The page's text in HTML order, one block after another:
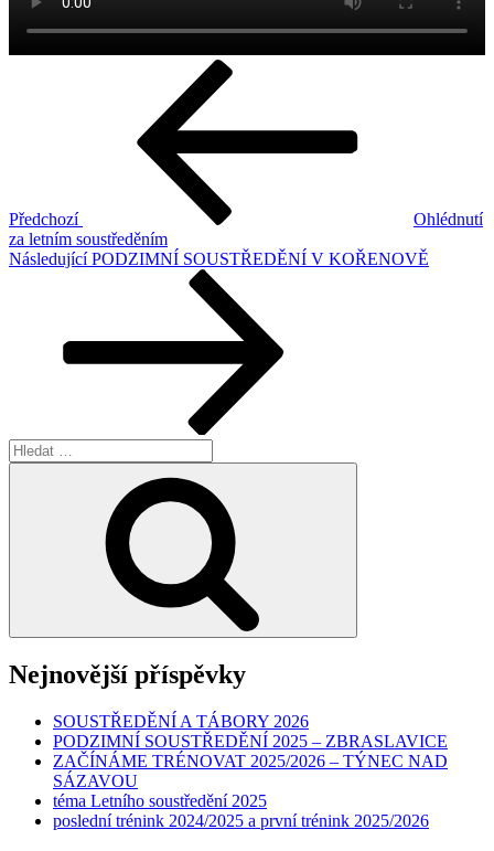
Předchozí
Ohlédnutí
za letním soustředěním
Následující
Následující PODZIMNÍ SOUSTŘEDĚNÍ V KOŘENOVĚ
Hledat:
Nejnovější příspěvky
SOUSTŘEDĚNÍ A TÁBORY 2026
PODZIMNÍ SOUSTŘEDĚNÍ 2025 – ZBRASLAVICE
ZAČÍNÁME TRÉNOVAT 2025/2026 – TÝNEC NAD
SÁZAVOU
téma Letního soustředění 2025
poslední trénink 2024/2025 a první trénink 2025/2026